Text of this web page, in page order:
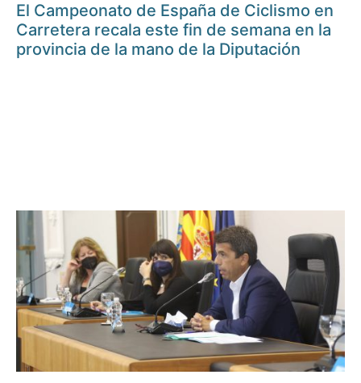
El Campeonato de España de Ciclismo en
Carretera recala este fin de semana en la
provincia de la mano de la Diputación